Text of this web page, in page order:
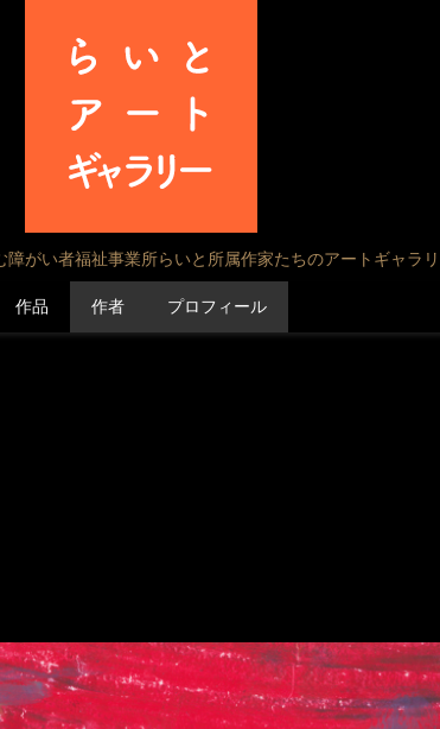
障がい者福祉事業所らいと所属作家たちのアートギャラ
作品 作者 プロフィール